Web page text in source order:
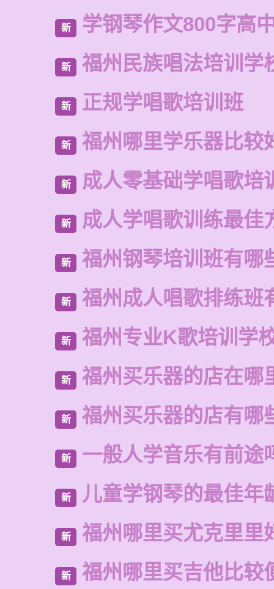
新 学钢琴作文800字高
新 福州民族唱法培训学
新 正规学唱歌培训班
新 福州哪里学乐器比较
新 成人零基础学唱歌培
新 成人学唱歌训练最佳
新 福州钢琴培训班有哪
新 福州成人唱歌排练班
新 福州专业K歌培训学
新 福州买乐器的店在哪
新 福州买乐器的店有哪
新 一般人学音乐有前途
新 儿童学钢琴的最佳年
新 福州哪里买尤克里里
新 福州哪里买吉他比较